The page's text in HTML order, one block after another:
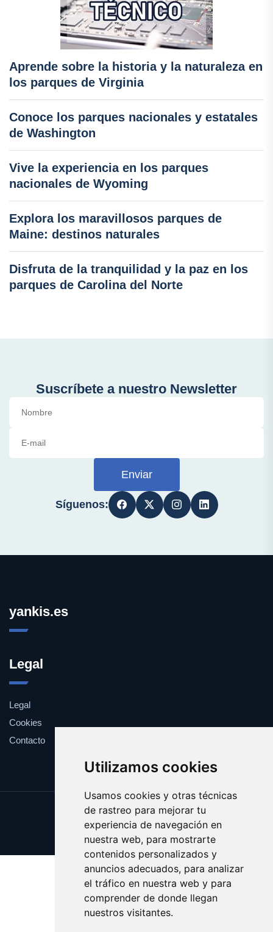
Utilizamos cookies
Usamos cookies y otras técnicas
de rastreo para mejorar tu
experiencia de navegación en
nuestra web, para mostrarte
contenidos personalizados y
anuncios adecuados, para analizar
el tráfico en nuestra web y para
comprender de donde llegan
nuestros visitantes.
Aprende sobre la historia y la naturaleza en
los parques de Virginia
Conoce los parques nacionales y estatales
de Washington
Vive la experiencia en los parques
nacionales de Wyoming
Explora los maravillosos parques de
Maine: destinos naturales
Disfruta de la tranquilidad y la paz en los
parques de Carolina del Norte
Suscríbete a nuestro Newsletter
Enviar
Síguenos:
yankis.es
Legal
Legal
Cookies
Contacto
Update cookies preferences
Copyright © 2025 yankis.es